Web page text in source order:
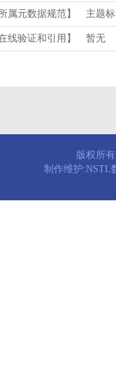
所属元数据规范】 主题
在线验证和引用】 暂无
版权所
制作维护:NSTL